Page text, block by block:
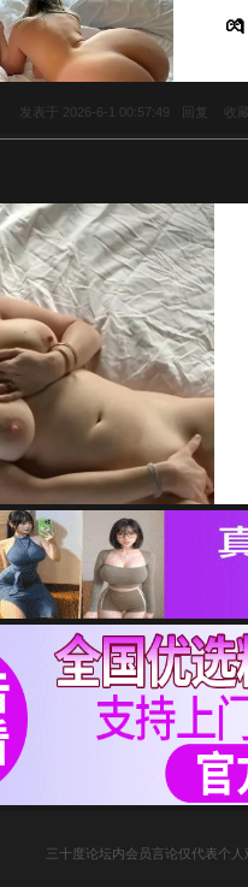
发表于 2026-6-1 00:57:49 回复 收
三十度论坛内会员言论仅代表个